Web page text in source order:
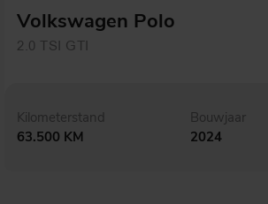
Volkswagen Polo
2.0 TSI GTI
Kilometerstand
63.500 KM
Bouwjaar
2024